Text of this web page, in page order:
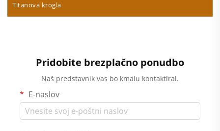
Titanova krogla
Pridobite brezplačno ponudbo
Naš predstavnik vas bo kmalu kontaktiral.
E-naslov